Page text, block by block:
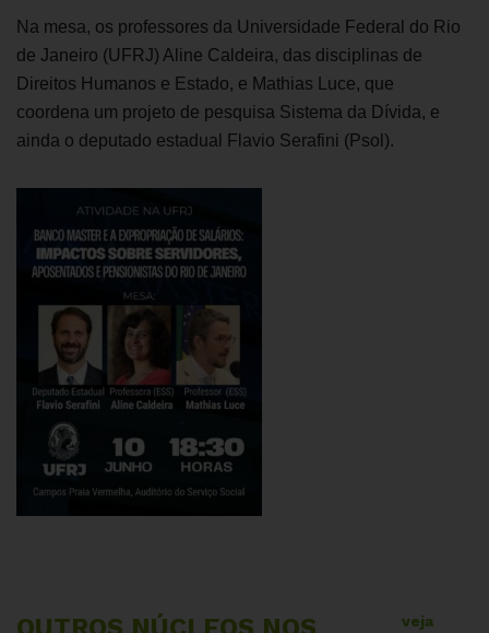
Na mesa, os professores da Universidade Federal do Rio
de Janeiro (UFRJ) Aline Caldeira, das disciplinas de
Direitos Humanos e Estado, e Mathias Luce, que
coordena um projeto de pesquisa Sistema da Dívida, e
ainda o deputado estadual Flavio Serafini (Psol).
veja